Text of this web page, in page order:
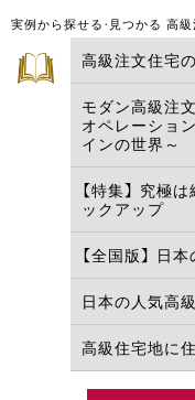
実例から探せる・見つかる 高
高級注文住宅
モダン高級注
オペレーショ
インの世界～
【特集】 究極
ックアップ
【全国版】 日
日本の人気高
高級住宅地に